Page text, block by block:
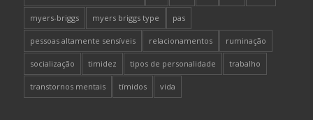
myers-briggs myers briggs type pas
pessoas altamente sensíveis relacionamentos ruminação
socialização timidez tipos de personalidade trabalho
transtornos mentais tímidos vida